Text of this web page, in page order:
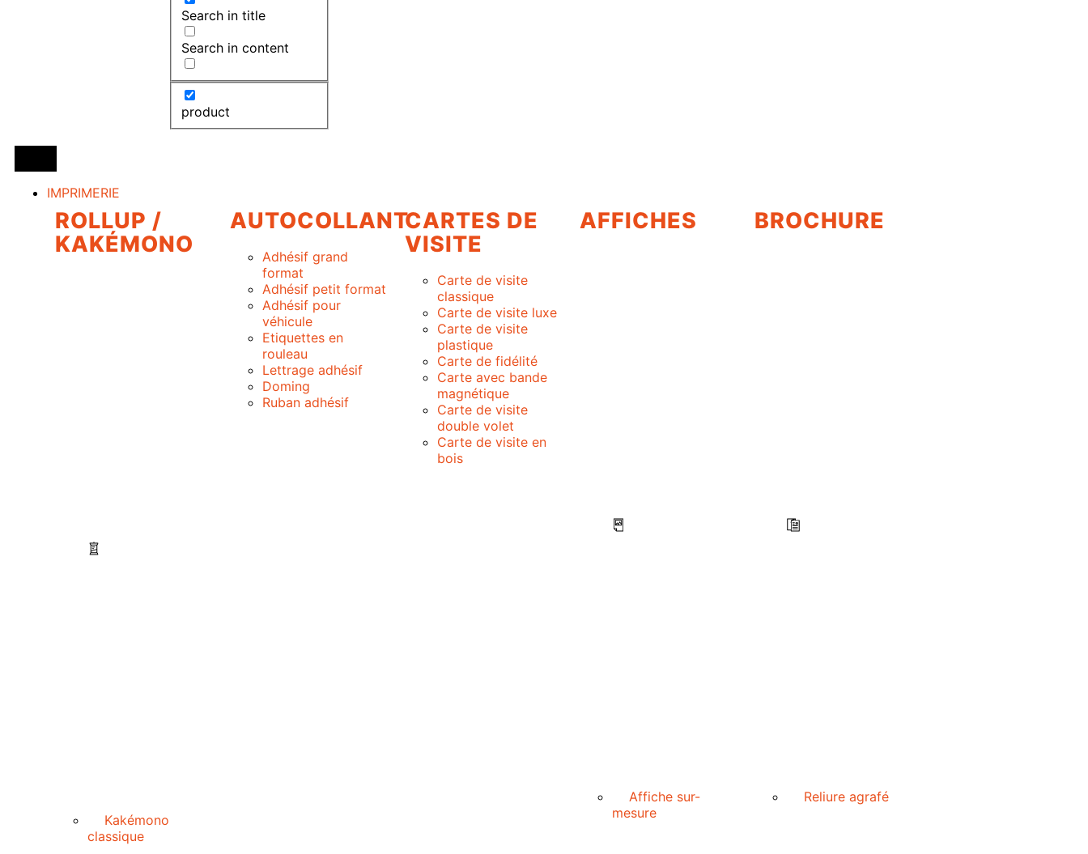
Search in title
Search in content
product
IMPRIMERIE
ROLLUP /
KAKÉMONO
Kakémono
classique
AUTOCOLLANT
Adhésif grand
format
Adhésif petit format
Adhésif pour
véhicule
Etiquettes en
rouleau
Lettrage adhésif
Doming
Ruban adhésif
CARTES DE
VISITE
Carte de visite
classique
Carte de visite luxe
Carte de visite
plastique
Carte de fidélité
Carte avec bande
magnétique
Carte de visite
double volet
Carte de visite en
bois
AFFICHES
Affiche sur-
mesure
BROCHURE
Reliure agrafé